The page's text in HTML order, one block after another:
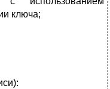
ключа;